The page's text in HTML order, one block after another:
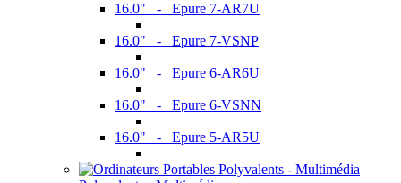
16.0" - Epure 7-AR7U
16.0" - Epure 7-VSNP
16.0" - Epure 6-AR6U
16.0" - Epure 6-VSNN
16.0" - Epure 5-AR5U